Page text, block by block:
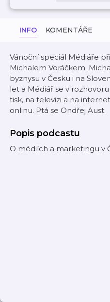
INFO KOMENTÁŘE
Vánoční speciál Médiáře
Michalem Voráčkem.
byznysu v Česku i na
let a Médiář se v
tisk, na televizi a na
onlinu. Ptá se Ondřej Aust.
Popis podcastu
O médiích a marketingu v